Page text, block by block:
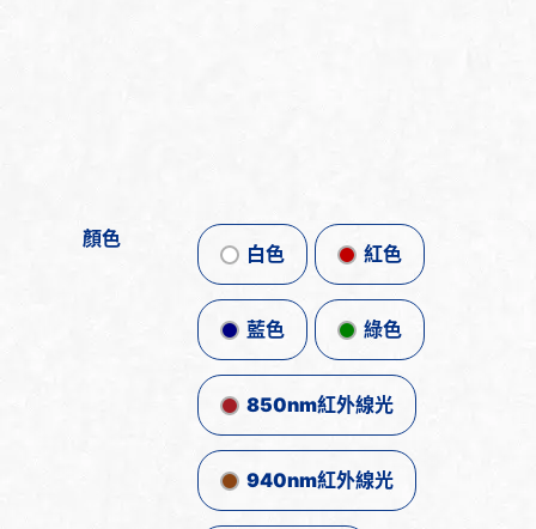
顏色
白色 紅色
藍色 綠色
850nm紅外線光
940nm紅外線光